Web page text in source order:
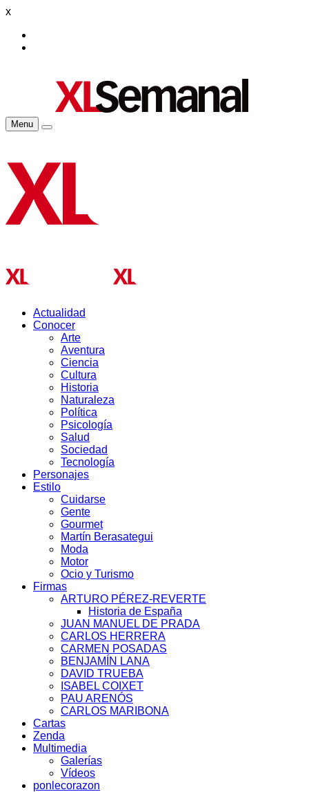
x
Menu
Actualidad
Conocer
Arte
Aventura
Ciencia
Cultura
Historia
Naturaleza
Política
Psicología
Salud
Sociedad
Tecnología
Personajes
Estilo
Cuidarse
Gente
Gourmet
Martín Berasategui
Moda
Motor
Ocio y Turismo
Firmas
ARTURO PÉREZ-REVERTE
Historia de España
JUAN MANUEL DE PRADA
CARLOS HERRERA
CARMEN POSADAS
BENJAMÍN LANA
DAVID TRUEBA
ISABEL COIXET
PAU ARENÓS
CARLOS MARIBONA
Cartas
Zenda
Multimedia
Galerías
Vídeos
ponlecorazon